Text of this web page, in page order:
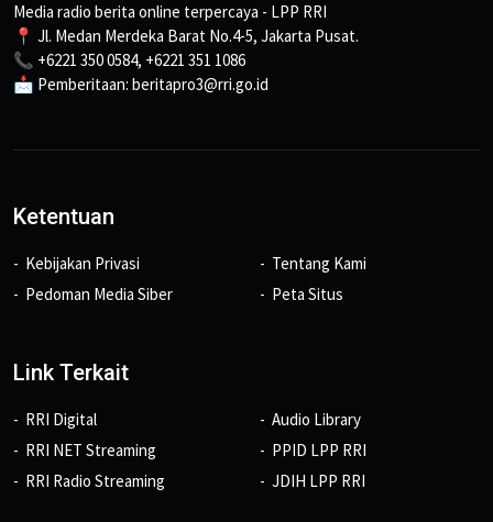
Media radio berita online terpercaya - LPP RRI
📍 Jl. Medan Merdeka Barat No.4-5, Jakarta Pusat.
📞 +6221 350 0584, +6221 351 1086
📩 Pemberitaan: beritapro3@rri.go.id
Ketentuan
Kebijakan Privasi
Pedoman Media Siber
Tentang Kami
Peta Situs
Link Terkait
RRI Digital
RRI NET Streaming
RRI Radio Streaming
Audio Library
PPID LPP RRI
JDIH LPP RRI